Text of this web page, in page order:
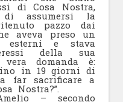
di Cosa Nostra,
assumersi la
pazzo dai
aveva preso un
esterni e stava
della sua
domanda è:
in 19 giorni di
far sacrificare a
Nostra?”.
– secondo